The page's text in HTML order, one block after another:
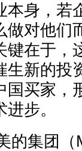
身，若
对他们
在于，
新的投
买家，
步。
的集团